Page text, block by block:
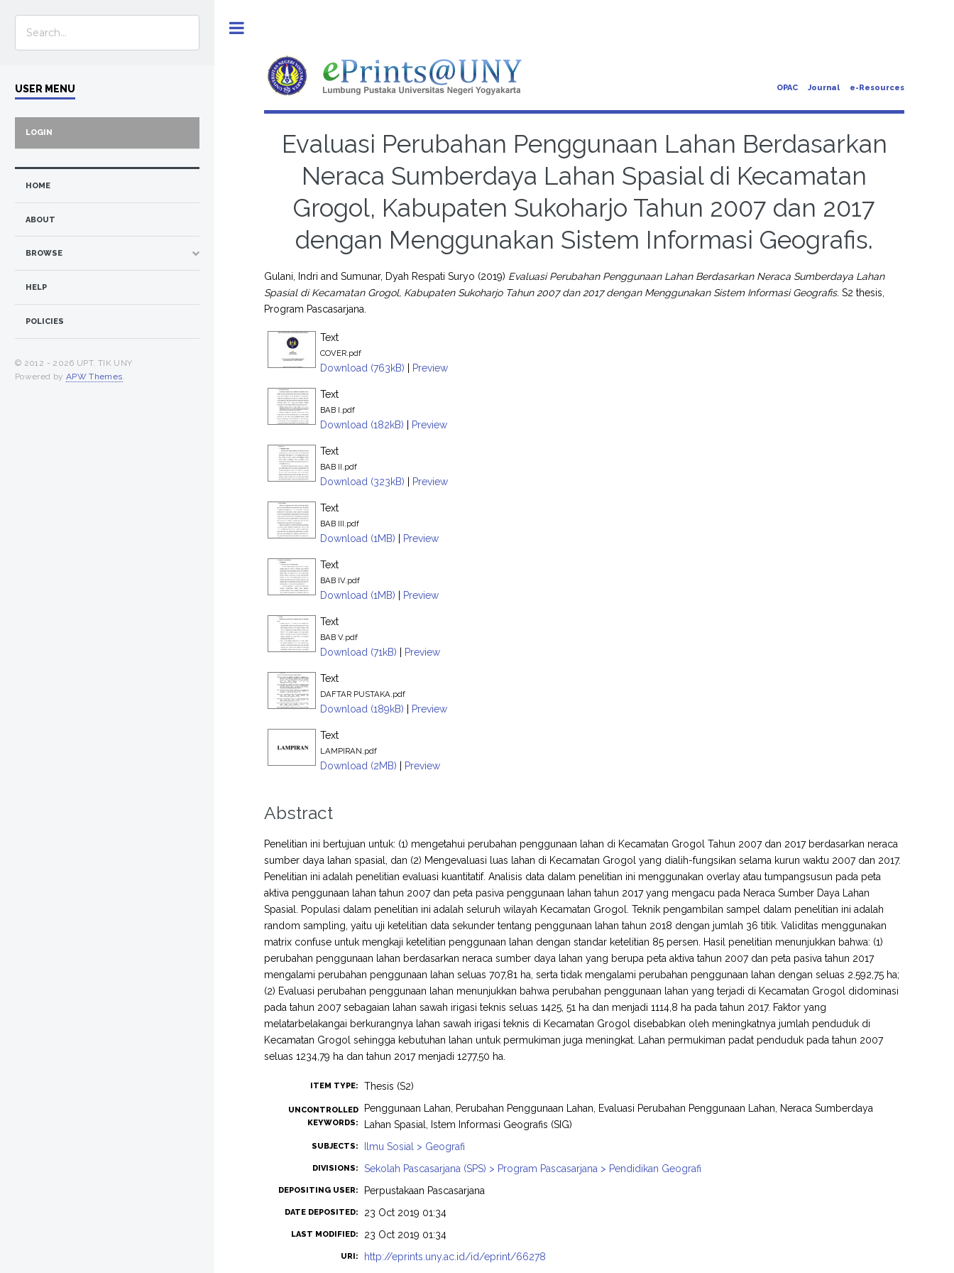
OPAC Journal e-Resources
Evaluasi Perubahan Penggunaan Lahan Berdasarkan
Neraca Sumberdaya Lahan Spasial di Kecamatan
Grogol, Kabupaten Sukoharjo Tahun 2007 dan 2017
dengan Menggunakan Sistem Informasi Geografis.
Gulani, Indri andSumunar, Dyah Respati Suryo (2019) Evaluasi Perubahan Penggunaan Lahan Berdasarkan Neraca Sumberdaya Lahan
Spasial di Kecamatan Grogol, Kabupaten Sukoharjo Tahun 2007 dan 2017 dengan Menggunakan Sistem Informasi Geografis. S2 thesis,
Program Pascasarjana.
Text
COVER.pdf
Download (763kB) | Preview
Text
BAB I.pdf
Download (182kB) | Preview
Text
BAB II.pdf
Download (323kB) | Preview
Text
BAB III.pdf
Download (1MB) | Preview
Text
BAB IV.pdf
Download (1MB) | Preview
Text
BAB V.pdf
Download (71kB) | Preview
Text
DAFTAR PUSTAKA.pdf
Download (189kB) | Preview
Text
LAMPIRAN.pdf
Download (2MB) | Preview
Abstract
Penelitian ini bertujuan untuk: (1) mengetahui perubahan penggunaan lahan di Kecamatan Grogol Tahun 2007 dan 2017 berdasarkan neraca
sumber daya lahan spasial, dan (2) Mengevaluasi luas lahan di Kecamatan Grogol yang dialih-fungsikan selama kurun waktu 2007 dan 2017.
Penelitian ini adalah penelitian evaluasi kuantitatif. Analisis data dalam penelitian ini menggunakan overlay atau tumpangsusun pada peta
aktiva penggunaan lahan tahun 2007 dan peta pasiva penggunaan lahan tahun 2017 yang mengacu pada Neraca Sumber Daya Lahan
Spasial. Populasi dalam penelitian ini adalah seluruh wilayah Kecamatan Grogol. Teknik pengambilan sampel dalam penelitian ini adalah
random sampling, yaitu uji ketelitian data sekunder tentang penggunaan lahan tahun 2018 dengan jumlah 36 titik. Validitas menggunakan
matrix confuse untuk mengkaji ketelitian penggunaan lahan dengan standar ketelitian 85 persen. Hasil penelitian menunjukkan bahwa: (1)
perubahan penggunaan lahan berdasarkan neraca sumber daya lahan yang berupa peta aktiva tahun 2007 dan peta pasiva tahun 2017
mengalami perubahan penggunaan lahan seluas 707,81 ha, serta tidak mengalami perubahan penggunaan lahan dengan seluas 2.592,75 ha;
(2) Evaluasi perubahan penggunaan lahan menunjukkan bahwa perubahan penggunaan lahan yang terjadi di Kecamatan Grogol didominasi
pada tahun 2007 sebagaian lahan sawah irigasi teknis seluas 1425, 51 ha dan menjadi 1114,8 ha pada tahun 2017. Faktor yang
melatarbelakangai berkurangnya lahan sawah irigasi teknis di Kecamatan Grogol disebabkan oleh meningkatnya jumlah penduduk di
Kecamatan Grogol sehingga kebutuhan lahan untuk permukiman juga meningkat. Lahan permukiman padat penduduk pada tahun 2007
seluas 1234,79 ha dan tahun 2017 menjadi 1277,50 ha.
ITEM TYPE: Thesis (S2)
UNCONTROLLED
KEYWORDS:
Penggunaan Lahan, Perubahan Penggunaan Lahan, Evaluasi Perubahan Penggunaan Lahan, Neraca Sumberdaya
Lahan Spasial, Istem Informasi Geografis (SIG)
SUBJECTS: Ilmu Sosial > Geografi
DIVISIONS: Sekolah Pascasarjana (SPS) > Program Pascasarjana > Pendidikan Geografi
DEPOSITING USER: Perpustakaan Pascasarjana
DATE DEPOSITED: 23 Oct 2019 01:34
LAST MODIFIED: 23 Oct 2019 01:34
URI: http://eprints.uny.ac.id/id/eprint/66278
USER MENU
LOGIN
HOME
ABOUT
BROWSE
HELP
POLICIES
© 2012 - 2026 UPT. TIK UNY
Powered by APW Themes